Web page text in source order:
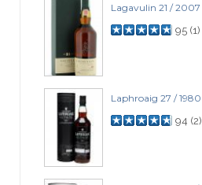
Lagavulin 21 / 2007
95 (1)
Laphroaig 27 / 1980
94 (2)